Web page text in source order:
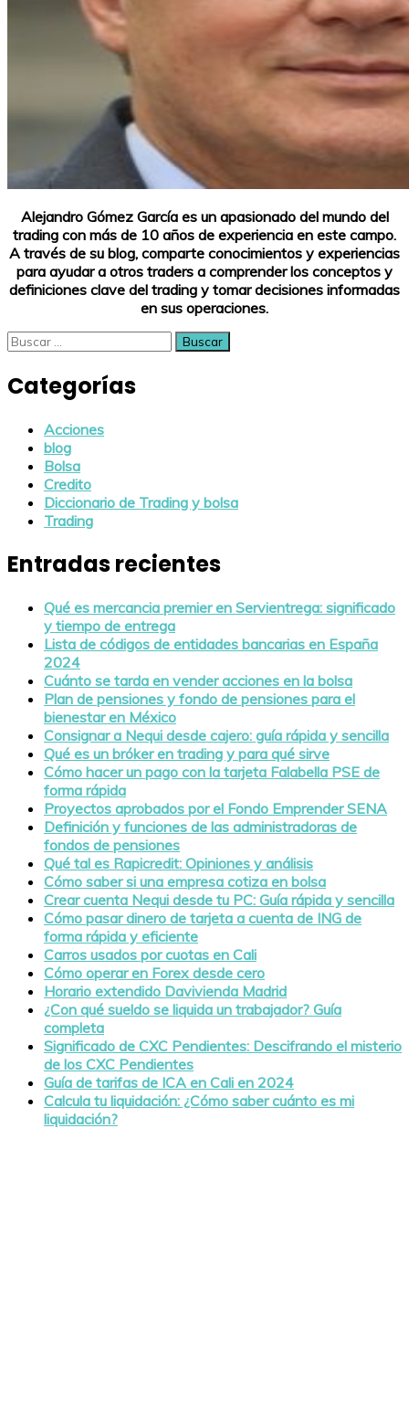
Alejandro Gómez García es un apasionado del mundo del
trading con más de 10 años de experiencia en este campo.
A través de su blog, comparte conocimientos y experiencias
para ayudar a otros traders a comprender los conceptos y
definiciones clave del trading y tomar decisiones informadas
en sus operaciones.
Buscar:
Categorías
Acciones
blog
Bolsa
Credito
Diccionario de Trading y bolsa
Trading
Entradas recientes
Qué es mercancia premier en Servientrega: significado
y tiempo de entrega
Lista de códigos de entidades bancarias en España
2024
Cuánto se tarda en vender acciones en la bolsa
Plan de pensiones y fondo de pensiones para el
bienestar en México
Consignar a Nequi desde cajero: guía rápida y sencilla
Qué es un bróker en trading y para qué sirve
Cómo hacer un pago con la tarjeta Falabella PSE de
forma rápida
Proyectos aprobados por el Fondo Emprender SENA
Definición y funciones de las administradoras de
fondos de pensiones
Qué tal es Rapicredit: Opiniones y análisis
Cómo saber si una empresa cotiza en bolsa
Crear cuenta Nequi desde tu PC: Guía rápida y sencilla
Cómo pasar dinero de tarjeta a cuenta de ING de
forma rápida y eficiente
Carros usados por cuotas en Cali
Cómo operar en Forex desde cero
Horario extendido Davivienda Madrid
¿Con qué sueldo se liquida un trabajador? Guía
completa
Significado de CXC Pendientes: Descifrando el misterio
de los CXC Pendientes
Guía de tarifas de ICA en Cali en 2024
Calcula tu liquidación: ¿Cómo saber cuánto es mi
liquidación?